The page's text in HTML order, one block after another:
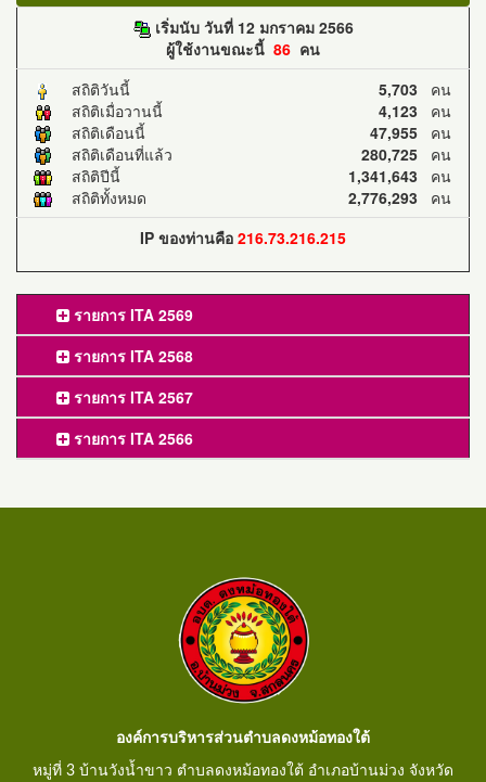
เริ่มนับ วันที่ 12 มกราคม 2566
ผู้ใช้งานขณะนี้ 86 คน
สถิติวันนี้
5,703 คน
สถิติเมื่อวานนี้
4,123 คน
สถิติเดือนนี้
47,955 คน
สถิติเดือนที่แล้ว
280,725 คน
สถิติปีนี้
1,341,643 คน
สถิติทั้งหมด
2,776,293 คน
IP ของท่านคือ 216.73.216.215
รายการ ITA 2569
รายการ ITA 2568
รายการ ITA 2567
รายการ ITA 2566
องค์การบริหารส่วนตำบลดงหม้อทองใต้
หมู่ที่ 3 บ้านวังน้ำขาว ตำบลดงหม้อทองใต้ อำเภอบ้านม่วง จังหวัด